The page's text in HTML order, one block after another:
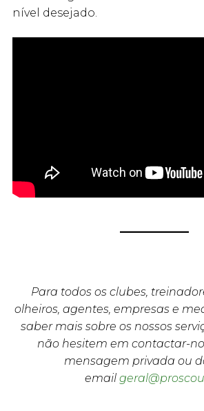
nível desejado.
Para todos os clubes,
olheiros, agentes, empresas e
saber mais sobre os nossos
não hesitem em contactar-
mensagem privada ou
email